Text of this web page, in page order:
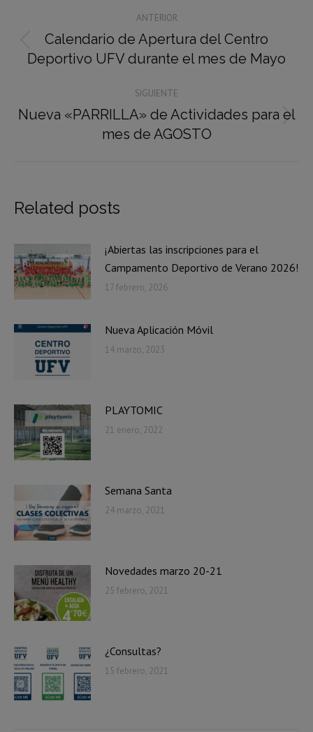
entre
publicaciones
ANTERIOR
Publicación
anterior:
Calendario de Apertura del Centro
Deportivo UFV durante el mes de Mayo
SIGUIENTE
Publicación
siguiente:
Nueva «PARRILLA» de Actividades para el
mes de AGOSTO
Related posts
¡Abiertas las inscripciones para el
Campamento Deportivo de Verano 2026!
17 febrero, 2026
Nueva Aplicación Móvil
14 marzo, 2023
PLAYTOMIC
21 enero, 2022
Semana Santa
24 marzo, 2021
Novedades marzo 20-21
25 febrero, 2021
¿Consultas?
15 febrero, 2021